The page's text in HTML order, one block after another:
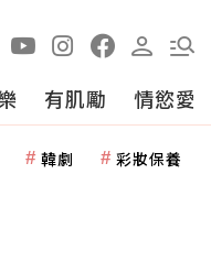
有肌勵 情慾愛
韓劇 彩妝保養